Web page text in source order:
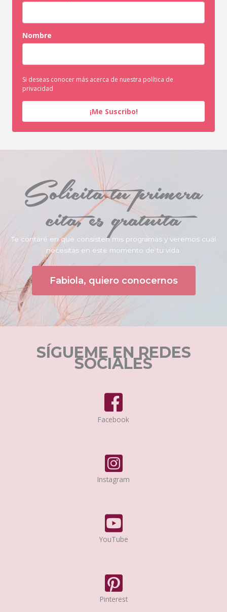
Nombre
Si deseas conocer más acerca de nuestra política de
privacidad
¡Me Suscribo!
Solicita tu primera
cita, es gratuita
Te contaré en que consisten mis programas y veremos cuál
necesitas en este momento de tu vida.
Fabiola, quiero conocernos
SÍGUEME EN REDES
SOCIALES
Facebook
Instagram
YouTube
Pinterest